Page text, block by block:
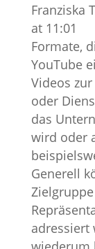
Franziska
at 11:01
Formate,
YouTube
Videos
oder
das
wird oder
Generell
adressiert